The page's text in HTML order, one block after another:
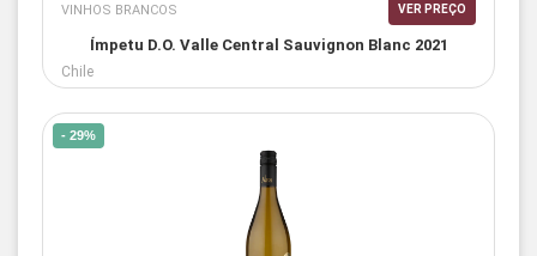
VINHOS BRANCOS VER PREÇO
Ímpetu D.O. Valle Central Sauvignon Blanc 2021
Chile
- 29%